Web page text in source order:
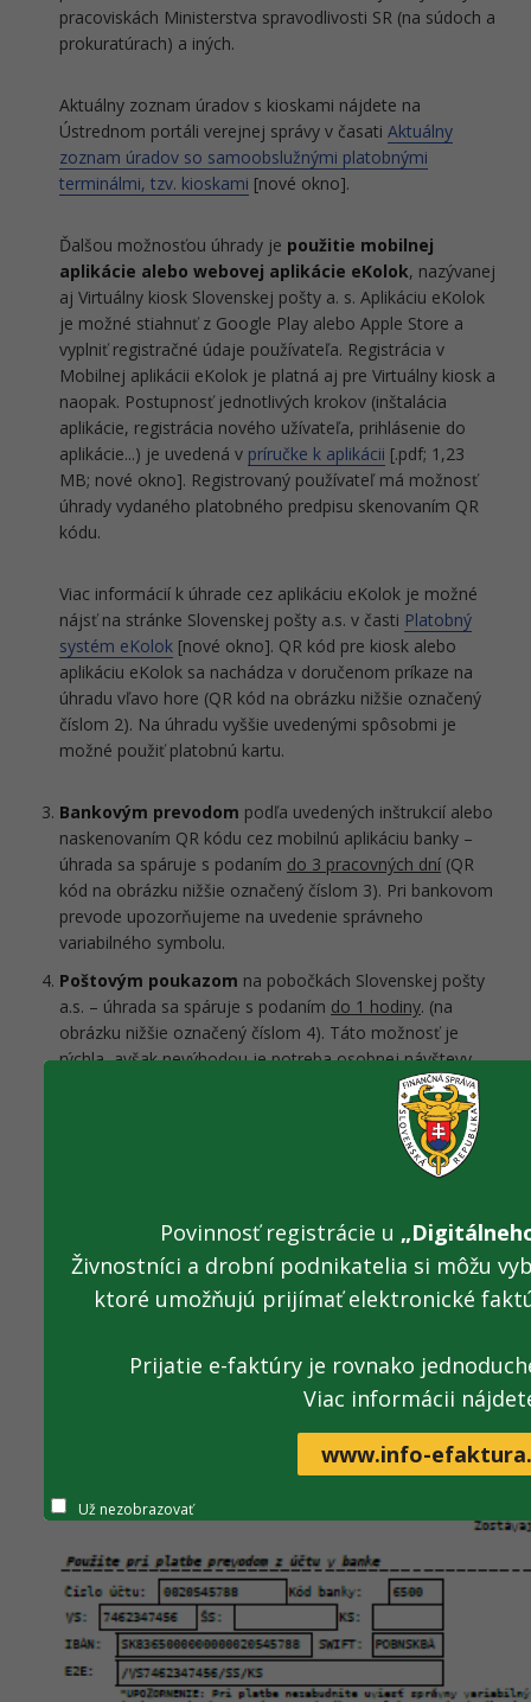
pracoviskách Ministerstva spravodlivosti SR (na súdoch a
prokuratúrach) a iných.
Aktuálny zoznam úradov s kioskami nájdete na
Ústrednom portáli verejnej správy v časati Aktuálny
zoznam úradov so samoobslužnými platobnými
terminálmi, tzv. kioskami [nové okno].
Ďalšou možnosťou úhrady je použitie mobilnej
aplikácie alebo webovej aplikácie eKolok, nazývanej
aj Virtuálny kiosk Slovenskej pošty a. s. Aplikáciu eKolok
je možné stiahnuť z Google Play alebo Apple Store a
vyplniť registračné údaje používateľa. Registrácia v
Mobilnej aplikácii eKolok je platná aj pre Virtuálny kiosk a
naopak. Postupnosť jednotlivých krokov (inštalácia
aplikácie, registrácia nového užívateľa, prihlásenie do
aplikácie...) je uvedená v príručke k aplikácii [.pdf; 1,23
MB; nové okno]. Registrovaný používateľ má možnosť
úhrady vydaného platobného predpisu skenovaním QR
kódu.
Viac informácií k úhrade cez aplikáciu eKolok je možné
nájsť na stránke Slovenskej pošty a.s. v časti Platobný
systém eKolok [nové okno]. QR kód pre kiosk alebo
aplikáciu eKolok sa nachádza v doručenom príkaze na
úhradu vľavo hore (QR kód na obrázku nižšie označený
číslom 2). Na úhradu vyššie uvedenými spôsobmi je
možné použiť platobnú kartu.
Bankovým prevodom podľa uvedených inštrukcií alebo
naskenovaním QR kódu cez mobilnú aplikáciu banky –
úhrada sa spáruje s podaním do 3 pracovných dní (QR
kód na obrázku nižšie označený číslom 3). Pri bankovom
prevode upozorňujeme na uvedenie správneho
variabilného symbolu.
Poštovým poukazom na pobočkách Slovenskej pošty
a.s. – úhrada sa spáruje s podaním do 1 hodiny. (na
obrázku nižšie označený číslom 4). Táto možnosť je
rýchla, avšak nevýhodou je potreba osobnej návštevy
Povinnosť registrácie u
Živnostníci a drobní podnikatelia si môžu
ktoré umožňujú prijímať elektronické
Prijatie e-faktúry je rovnako
Viac informácii
www.info-
Už nezobrazovať